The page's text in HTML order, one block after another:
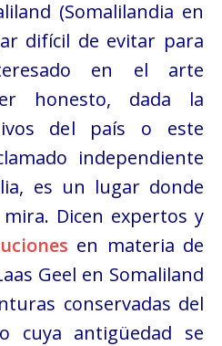
(Somalilandia en
difícil de evitar para
en el arte
honesto, dada la
del país o este
independiente
es un lugar donde
Dicen expertos y
en materia de
Geel en Somaliland
conservadas del
cuya antigüedad se